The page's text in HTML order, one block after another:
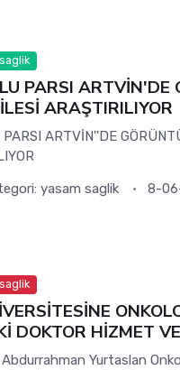
PARSI ARTVİN'DE
ARAŞTIRILIYOR
ARTVİN''DE
yasam saglik 8-
DOKTOR HİZMET
Abdurrahman Yurtaslan